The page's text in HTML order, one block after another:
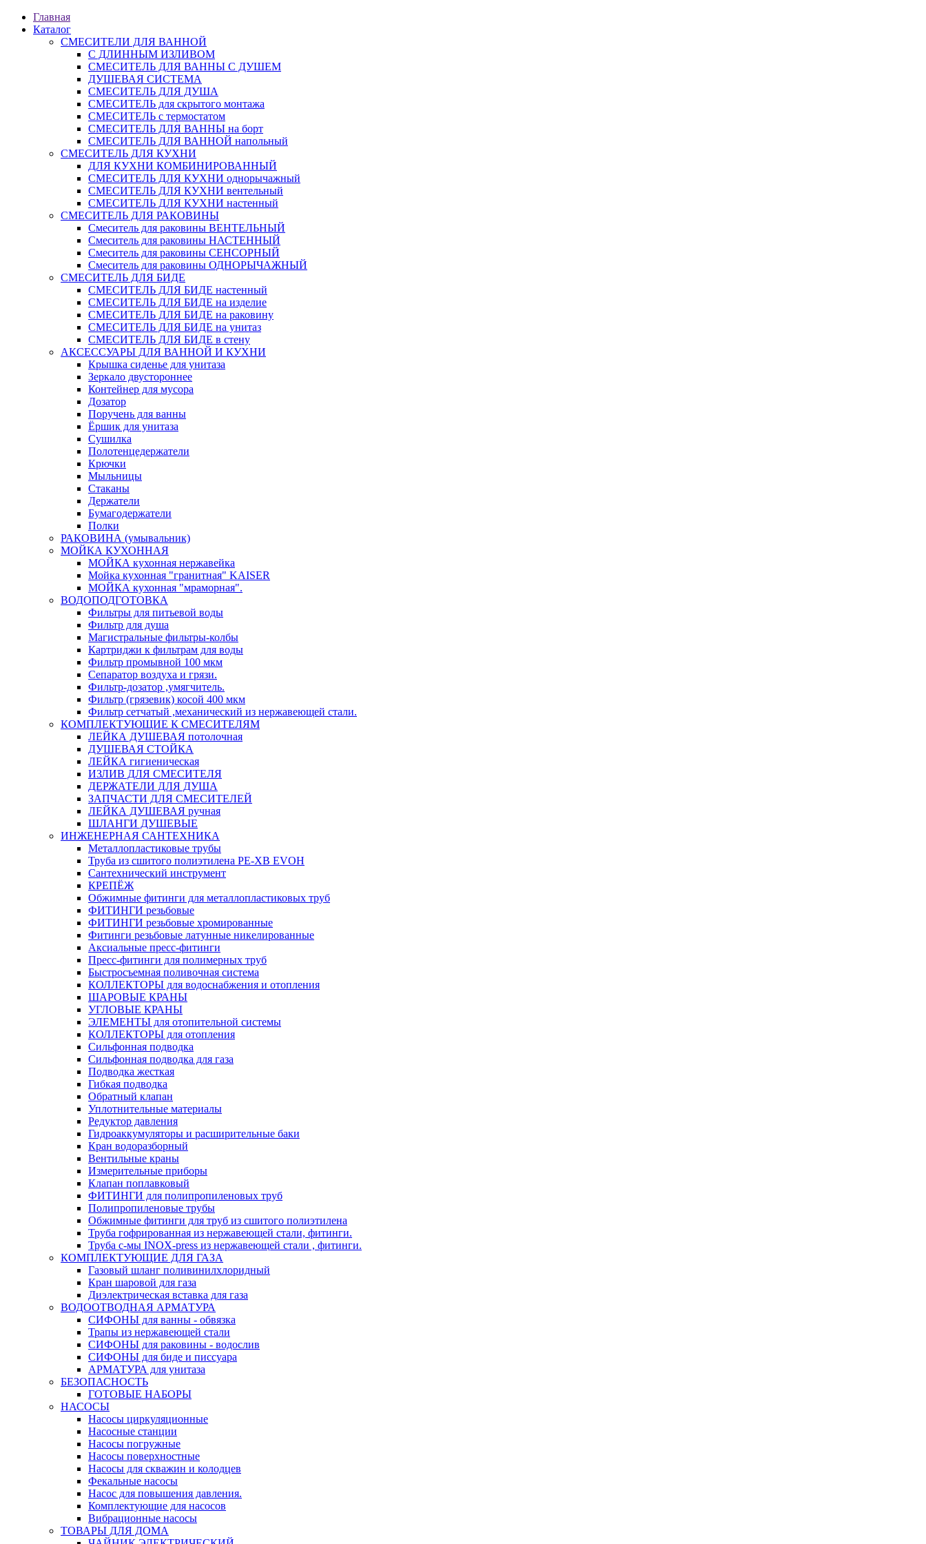
Главная
Каталог
СМЕСИТЕЛИ ДЛЯ ВАННОЙ
С ДЛИННЫМ ИЗЛИВОМ
СМЕСИТЕЛЬ ДЛЯ ВАННЫ С ДУШЕМ
ДУШЕВАЯ СИСТЕМА
СМЕСИТЕЛЬ ДЛЯ ДУША
СМЕСИТЕЛЬ для скрытого монтажа
СМЕСИТЕЛЬ с термостатом
СМЕСИТЕЛЬ ДЛЯ ВАННЫ на борт
СМЕСИТЕЛЬ ДЛЯ ВАННОЙ напольный
СМЕСИТЕЛЬ ДЛЯ КУХНИ
ДЛЯ КУХНИ КОМБИНИРОВАННЫЙ
СМЕСИТЕЛЬ ДЛЯ КУХНИ однорычажный
СМЕСИТЕЛЬ ДЛЯ КУХНИ вентельный
СМЕСИТЕЛЬ ДЛЯ КУХНИ настенный
СМЕСИТЕЛЬ ДЛЯ РАКОВИНЫ
Смеситель для раковины ВЕНТЕЛЬНЫЙ
Смеситель для раковины НАСТЕННЫЙ
Смеситель для раковины СЕНСОРНЫЙ
Смеситель для раковины ОДНОРЫЧАЖНЫЙ
СМЕСИТЕЛЬ ДЛЯ БИДЕ
СМЕСИТЕЛЬ ДЛЯ БИДЕ настенный
СМЕСИТЕЛЬ ДЛЯ БИДЕ на изделие
СМЕСИТЕЛЬ ДЛЯ БИДЕ на раковину
СМЕСИТЕЛЬ ДЛЯ БИДЕ на унитаз
СМЕСИТЕЛЬ ДЛЯ БИДЕ в стену
АКСЕССУАРЫ ДЛЯ ВАННОЙ И КУХНИ
Крышка сиденье для унитаза
Зеркало двустороннее
Контейнер для мусора
Дозатор
Поручень для ванны
Ёршик для унитаза
Сушилка
Полотенцедержатели
Крючки
Мыльницы
Стаканы
Держатели
Бумагодержатели
Полки
РАКОВИНА (умывальник)
МОЙКА КУХОННАЯ
МОЙКА кухонная нержавейка
Мойка кухонная "гранитная" KAISER
МОЙКА кухонная "мраморная".
ВОДОПОДГОТОВКА
Фильтры для питьевой воды
Фильтр для душа
Магистральные фильтры-колбы
Картриджи к фильтрам для воды
Фильтр промывной 100 мкм
Сепаратор воздуха и грязи.
Фильтр-дозатор ,умягчитель.
Фильтр (грязевик) косой 400 мкм
Фильтр сетчатый ,механический из нержавеющей стали.
КОМПЛЕКТУЮЩИЕ К СМЕСИТЕЛЯМ
ЛЕЙКА ДУШЕВАЯ потолочная
ДУШЕВАЯ СТОЙКА
ЛЕЙКА гигиеническая
ИЗЛИВ ДЛЯ СМЕСИТЕЛЯ
ДЕРЖАТЕЛИ ДЛЯ ДУША
ЗАПЧАСТИ ДЛЯ СМЕСИТЕЛЕЙ
ЛЕЙКА ДУШЕВАЯ ручная
ШЛАНГИ ДУШЕВЫЕ
ИНЖЕНЕРНАЯ САНТЕХНИКА
Металлопластиковые трубы
Труба из сшитого полиэтилена PE-XB EVOH
Сантехнический инструмент
КРЕПЁЖ
Обжимные фитинги для металлопластиковых труб
ФИТИНГИ резьбовые
ФИТИНГИ резьбовые хромированные
Фитинги резьбовые латунные никелированные
Аксиальные пресс-фитинги
Пресс-фитинги для полимерных труб
Быстросъемная поливочная система
КОЛЛЕКТОРЫ для водоснабжения и отопления
ШАРОВЫЕ КРАНЫ
УГЛОВЫЕ КРАНЫ
ЭЛЕМЕНТЫ для отопительной системы
КОЛЛЕКТОРЫ для отопления
Сильфонная подводка
Cильфонная подводка для газа
Подводка жесткая
Гибкая подводка
Обратный клапан
Уплотнительные материалы
Редуктор давления
Гидроаккумуляторы и расширительные баки
Кран водоразборный
Вентильные краны
Измерительные приборы
Клапан поплавковый
ФИТИНГИ для полипропиленовых труб
Полипропиленовые трубы
Обжимные фитинги для труб из сшитого полиэтилена
Труба гофрированная из нержавеющей стали, фитинги.
Труба с-мы INOX-press из нержавеющей стали , фитинги.
КОМПЛЕКТУЮЩИЕ ДЛЯ ГАЗА
Газовый шланг поливинилхлоридный
Кран шаровой для газа
Диэлектрическая вставка для газа
ВОДООТВОДНАЯ АРМАТУРА
СИФОНЫ для ванны - обвязка
Трапы из нержавеющей стали
СИФОНЫ для раковины - водослив
СИФОНЫ для биде и писсуара
АРМАТУРА для унитаза
БЕЗОПАСНОСТЬ
ГОТОВЫЕ НАБОРЫ
НАСОСЫ
Насосы циркуляционные
Насосные станции
Насосы погружные
Насосы поверхностные
Насосы для скважин и колодцев
Фекальные насосы
Насос для повышения давления.
Комплектующие для насосов
Вибрационные насосы
ТОВАРЫ ДЛЯ ДОМА